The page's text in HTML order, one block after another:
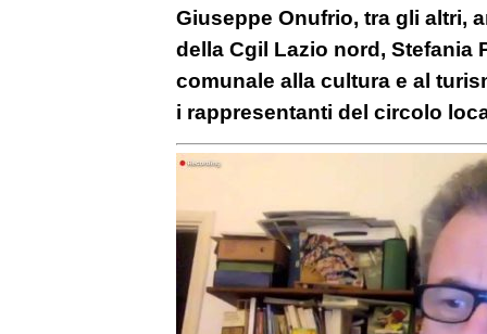
Giuseppe Onufrio, tra gli altri,
della Cgil Lazio nord, Stefania
comunale alla cultura e al
i rappresentanti del circolo